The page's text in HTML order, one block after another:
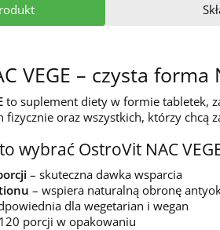
VEGE – czysta
to suplement diety w formie tabletek,
fizycznie oraz wszystkich, którzy
wybrać OstroVit NAC
– skuteczna dawka wsparcia
– wspiera naturalną obronę
dla wegetarian i wegan
porcji w opakowaniu